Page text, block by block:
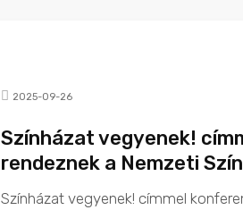
2025-09-26
Színházat vegyenek!
rendeznek a Nemzeti
Színházat vegyenek! címmel